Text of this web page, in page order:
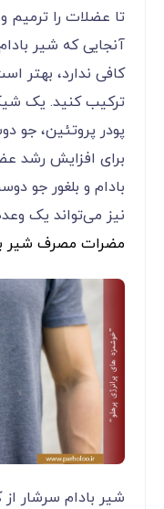
تا عضلات را ترمیم و
آنجایی که شیر
کافی ندارد، بهتر
ترکیب کنید. یک
پودر پروتئین، جو
برای افزایش رشد
بادام و بلغور جو
نیز می‌تواند یک
مضرات مصرف شیر
شیر بادام سرشار